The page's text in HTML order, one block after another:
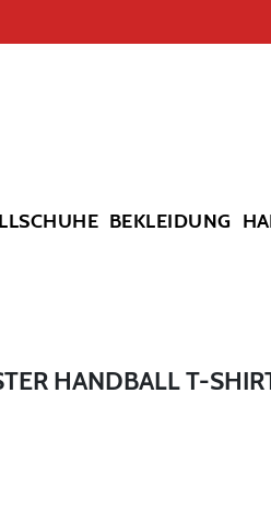
BEKLEIDUNG
HANDBALL T-